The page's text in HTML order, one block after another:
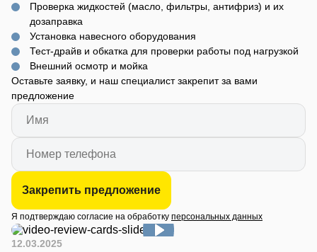
Проверка жидкостей (масло, фильтры, антифриз) и их
дозаправка
Установка навесного оборудования
Тест-драйв и обкатка для проверки работы под нагрузкой
Внешний осмотр и мойка
Оставьте заявку, и наш специалист закрепит за вами
предложение
Закрепить предложение
Я подтверждаю согласие на обработку персональных данных
12.03.2025